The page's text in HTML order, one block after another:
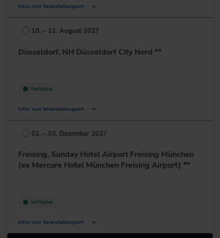
Infos zum Veranstaltungsort
Deutschland
+49 211/6214-201
10. – 11. August 2027
Düsseldorf, NH Düsseldorf City Nord **
Verfügbar
Infos zum Veranstaltungsort
Münsterstr. 232-238
40470 Düsseldorf
+49 211/239486-0
02. – 03. Dezember 2027
Freising, Sunday Hotel Airport Freising München
(ex Mercure Hotel München Freising Airport) **
Verfügbar
Infos zum Veranstaltungsort
Dr.-von-Daller-Str. 1-3